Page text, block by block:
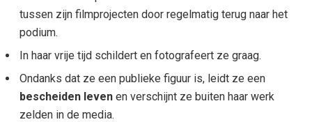
tussen zijn filmprojecten door regelmatig terug naar het
podium.
In haar vrije tijd schildert en fotografeert ze graag.
Ondanks dat ze een publieke figuur is, leidt ze een
bescheiden leven en verschijnt ze buiten haar werk
zelden in de media.